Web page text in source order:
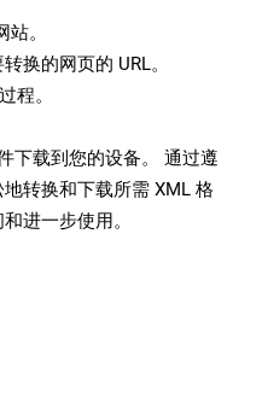
站。
换的网页的 URL。
程。
下载到您的设备。 通过遵
转换和下载所需 XML 格
进一步使用。